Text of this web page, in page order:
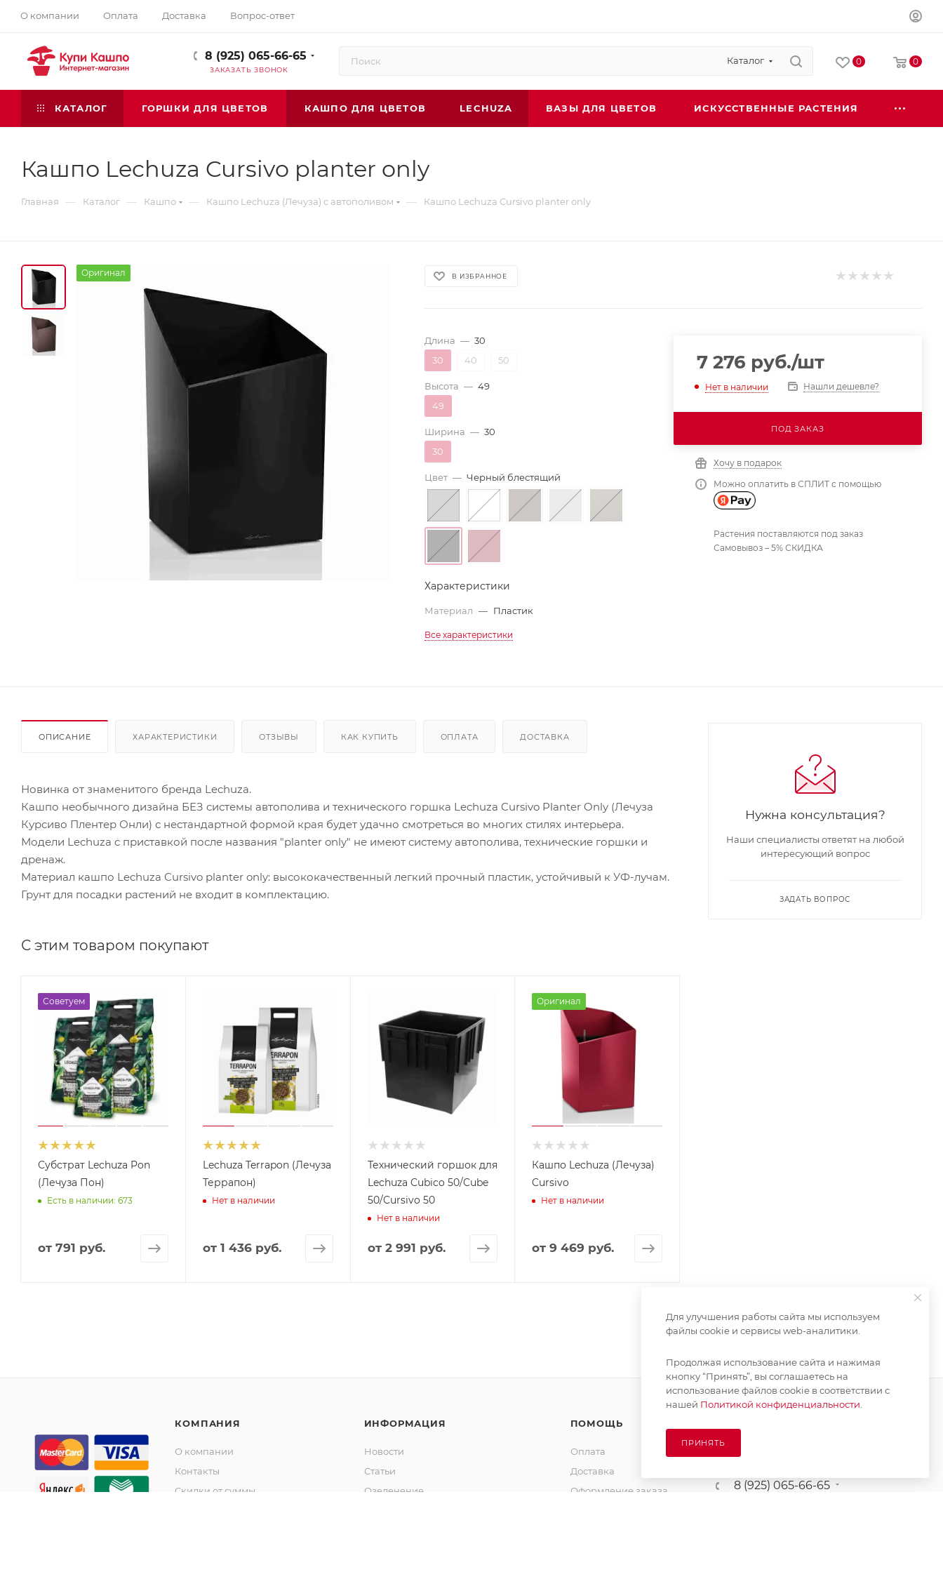
О компании Оплата Доставка Вопрос-ответ
8 (925) 065-66-65
ЗАКАЗАТЬ ЗВОНОК
Каталог 0 0
КАТАЛОГ ГОРШКИ ДЛЯ ЦВЕТОВ КАШПО ДЛЯ ЦВЕТОВ LECHUZA ВАЗЫ ДЛЯ ЦВЕТОВ ИСКУССТВЕННЫЕ РАСТЕНИЯ
Кашпо Lechuza Cursivo planter only
Главная — Каталог — Кашпо — Кашпо Lechuza (Лечуза) с автополивом — Кашпо Lechuza Cursivo planter only
Оригинал В ИЗБРАННОЕ
Длина — 30
30
40 50
Высота — 49
49
Ширина — 30
30
Цвет — Черный блестящий
Характеристики
Материал — Пластик
Все характеристики
7 276 руб./шт
Нет в наличии Нашли дешевле?
ПОД ЗАКАЗ
Хочу в подарок
Можно оплатить в СПЛИТ с помощью
Растения поставляются под заказ
Самовывоз – 5% СКИДКА
ОПИСАНИЕ ХАРАКТЕРИСТИКИ ОТЗЫВЫ КАК КУПИТЬ ОПЛАТА ДОСТАВКА
Новинка от знаменитого бренда Lechuza.
Кашпо необычного дизайна БЕЗ системы автополива и технического горшка Lechuza Cursivo Planter Only (Лечуза
Курсиво Плентер Онли) с нестандартной формой края будет удачно смотреться во многих стилях интерьера.
Модели Lechuza с приставкой после названия "planter only" не имеют систему автополива, технические горшки и
дренаж.
Материал кашпо Lechuza Cursivo planter only: высококачественный легкий прочный пластик, устойчивый к УФ-лучам.
Грунт для посадки растений не входит в комплектацию.
С этим товаром покупают
Советуем
Субстрат Lechuza Pon
(Лечуза Пон)
Есть в наличии: 673
от 791 руб.
Lechuza Terrapon (Лечуза
Террапон)
Нет в наличии
от 1 436 руб.
Технический горшок для
Lechuza Cubico 50/Cube
50/Cursivo 50
Нет в наличии
от 2 991 руб.
Оригинал
Кашпо Lechuza (Лечуза)
Cursivo
Нет в наличии
от9 469 руб.
Нужна консультация?
Наши специалисты ответят на любой
интересующий вопрос
ЗАДАТЬ ВОПРОС
КОМПАНИЯ
О компании
Контакты
Скидки от суммы
ИНФОРМАЦИЯ
Новости
Статьи
Озеленение
ПОМОЩЬ
Оплата
Доставка
Оформление заказа
8 (925) 065-66-65
Для улучшения работы сайта мы используем
файлы cookie и сервисы web-аналитики.
Продолжая использование сайта и нажимая
кнопку “Принять”, вы соглашаетесь на
использование файлов cookie в соответствии с
нашей Политикой конфиденциальности.
ПРИНЯТЬ